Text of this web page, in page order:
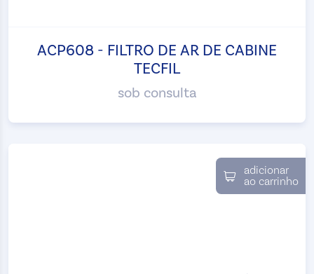
ACP608 - FILTRO DE AR DE CABINE
TECFIL
sob consulta
adicionar
ao carrinho